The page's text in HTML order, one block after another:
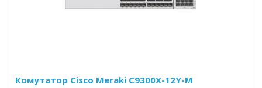
Комутатор Cisco Meraki C9300X-12Y-M